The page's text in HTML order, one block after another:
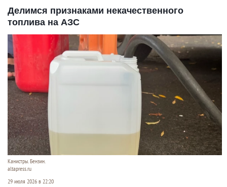
Врач. Доктор. Больница. Лечение
Шедеврум/Altapress.ru
Мужчина с тяжелым осложнением после
пневмонии чуть не лишился легкого. Врачи
установили эндобронхиальный клапан,
разработанный ученым из Барнаула, и
восстановили функцию органа.
Делимся признаками некачественного
топлива на АЗС